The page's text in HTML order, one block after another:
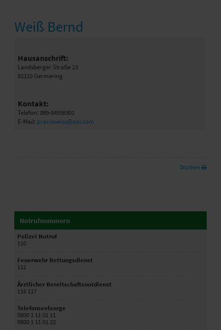
Weiß Bernd
Hausanschrift:
Landsberger Straße 23
82110 Germering
Kontakt:
Telefon: 089-84938301
E-Mail: praxisweiss@aol.com
Drucken
Notrufnummern
Polizei Notruf
110
Feuerwehr Rettungsdienst
112
Ärztlicher Bereitschaftsnotdienst
116 117
Telefonseelsorge
0800 1 11 01 11
0800 1 11 01 22